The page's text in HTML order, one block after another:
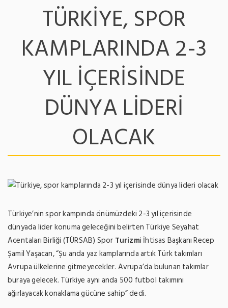
TÜRKIYE, SPOR
KAMPLARINDA 2-3
YIL IÇERISINDE
DÜNYA LIDERI
OLACAK
Türkiye’nin spor kampında önümüzdeki 2-3 yıl içerisinde
dünyada lider konuma geleceğini belirten Türkiye Seyahat
Acentaları Birliği (TÜRSAB) Spor Turizmi İhtisas Başkanı Recep
Şamil Yaşacan, “Şu anda yaz kamplarında artık Türk takımları
Avrupa ülkelerine gitmeyecekler. Avrupa’da bulunan takımlar
buraya gelecek. Türkiye aynı anda 500 futbol takımını
ağırlayacak konaklama gücüne sahip” dedi.